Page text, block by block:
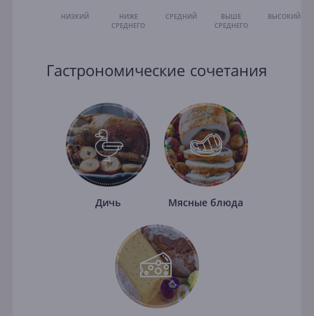
НИЗКИЙ
НИЖЕ
СРЕДНЕГО
СРЕДНИЙ
ВЫШЕ
СРЕДНЕГО
ВЫСОКИЙ
Гастрономические сочетания
Дичь Мясные блюда